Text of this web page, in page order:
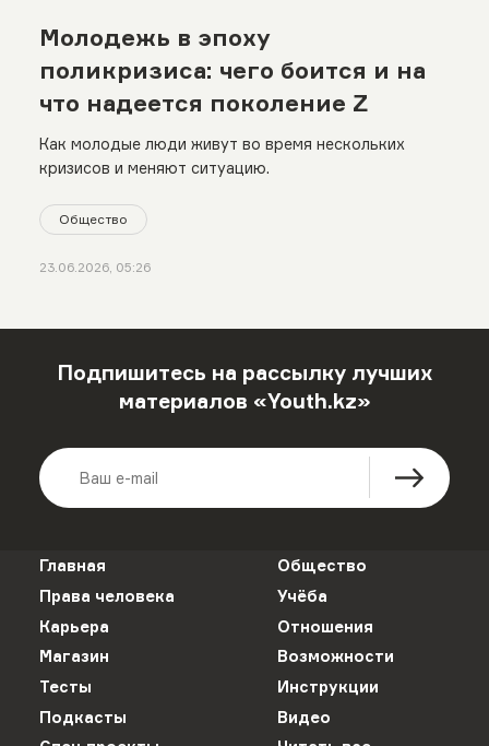
Молодежь в эпоху
поликризиса: чего боится и на
что надеется поколение Z
Как молодые люди живут во время нескольких
кризисов и меняют ситуацию.
Общество
23.06.2026, 05:26
Подпишитесь на рассылку лучших
материалов «Youth.kz»
Главная
Общество
Права человека
Учёба
Карьера
Отношения
Магазин
Возможности
Тесты
Инструкции
Подкасты
Видео